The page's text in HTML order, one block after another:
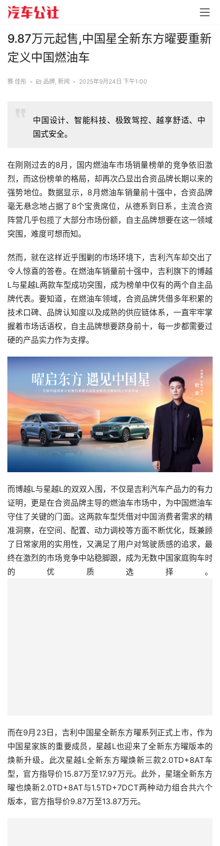
9.87万元起售,中国星全新东方曜要重新
定义中国燃油车
赛 佳彤 • 品牌, 新闻 • 2025年9月24日 下午1:00
中国设计、智能科技、极致驾控、越享舒适、中
国式安全。
在刚刚过去的8月，国内燃油车市场销量榜单的竞争依旧激
烈，而这份榜单的格局，却再次凸显出合资品牌长期以来的
强势地位。数据显示，8月燃油车销量前十强中，合资品牌
毫无悬念地占据了8个宝贵席位，从德系到日系，主流合资
阵营几乎包揽了大部分市场份额，自主品牌想要在这一领域
突围，难度可想而知。​
然而，就在这样近乎围剿的市场环境下，吉利汽车却交出了
令人惊喜的答卷。在燃油车销量前十强中，吉利旗下的博越
L与星越L两款车型成功突围，成为榜单中仅有的两个自主品
牌代表。要知道，在燃油车领域，合资品牌凭借多年积累的
技术口碑、品牌认知度以及成熟的供应链体系，一直牢牢掌
握着市场话语权，自主品牌想要跻身前十，每一步都需要过
硬的产品实力作为支撑。​
而博越L与星越L的双双入围，不仅是吉利汽车产品力的有力
证明，更是在合资品牌主导的燃油车市场中，为中国燃油车
守住了关键的门面。这两款车型凭借对中国消费者需求的精
准洞察，在空间、配置、动力调校等方面不断优化，既兼顾
了日常家用的实用性，又满足了用户对驾驶质感的追求，最
终在激烈的市场竞争中站稳脚跟，成为无数中国家庭购车时
的优质选择。
而在9月23日，吉利中国星全新东方曜系列正式上市，作为
中国星家族的重要成员，星越L也迎来了全新东方曜版本的
焕新升级。此次星越L全新东方曜焕新三款2.0TD+8AT车
型，官方指导价15.87万至17.97万元。此外，星瑞全新东方
曜也焕新2.0TD+8AT与1.5TD+7DCT两种动力组合共六个
版本，官方指导价9.87万至13.87万元。